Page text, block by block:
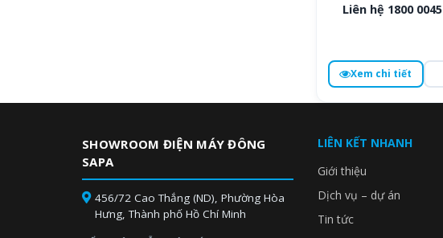
Liên hệ 1800 0045
Xem chi tiết
SHOWROOM ĐIỆN MÁY ĐÔNG
SAPA
456/72 Cao Thắng (ND), Phường Hòa
Hưng, Thành phố Hồ Chí Minh
LIÊN KẾT NHANH
Giới thiệu
Dịch vụ – dự án
Tin tức